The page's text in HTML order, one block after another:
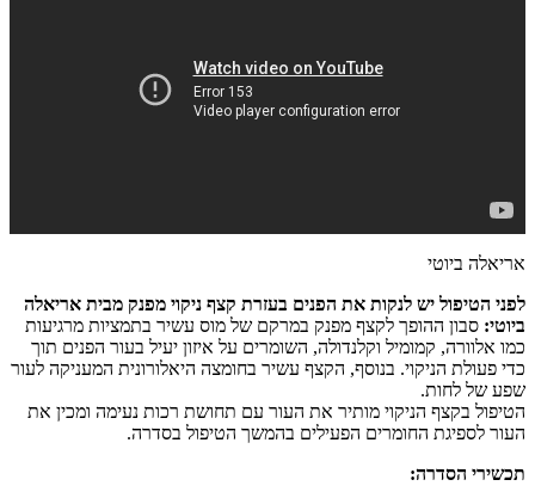
אריאלה ביוטי
לפני הטיפול יש לנקות את הפנים בעזרת קצף ניקוי מפנק מבית אריאלה
ביוטי: סבון ההופך לקצף מפנק במרקם של מוס עשיר בתמציות מרגיעות
כמו אלוורה, קמומיל וקלנדולה, השומרים על איזון יעיל בעור הפנים תוך
כדי פעולת הניקוי. בנוסף, הקצף עשיר בחומצה היאלורונית המעניקה לעור
שפע של לחות.
הטיפול בקצף הניקוי מותיר את העור עם תחושת רכות נעימה ומכין את
העור לספיגת החומרים הפעילים בהמשך הטיפול בסדרה.
תכשירי הסדרה: